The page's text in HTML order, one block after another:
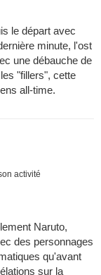
le départ avec
minute, l'ost
une débauche de
"fillers", cette
all-time.
activité
Naruto,
des personnages
qu'avant
sur la